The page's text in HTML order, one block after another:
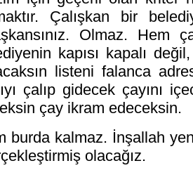
Çalışkan bir
Olmaz. Hem
kapısı kapalı
listeni falanca
çalıp gidecek çayını
çay ikram edeceksin.
burda kalmaz. İnşallah
olacağız.